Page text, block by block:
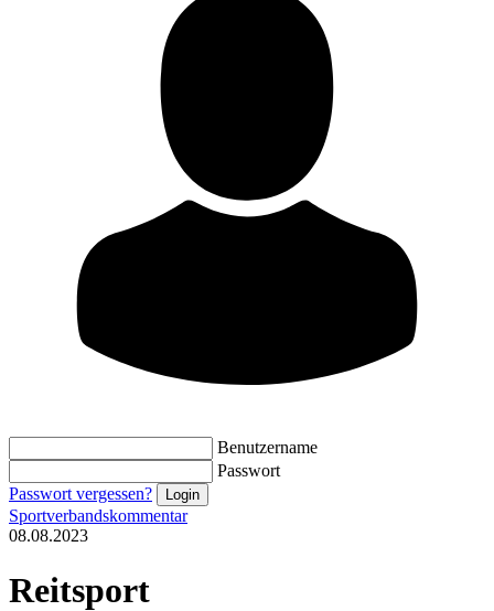
Benutzername
Passwort
Passwort vergessen?
Sportverbandskommentar
08.08.2023
Reitsport